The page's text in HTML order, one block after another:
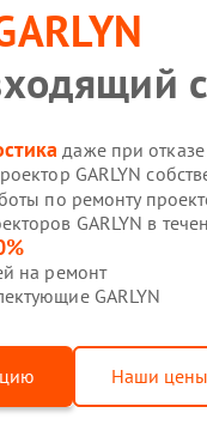
даже при
GARLYN
по ремонту
GARLYN в
на ремонт
GARLYN
Наши цены